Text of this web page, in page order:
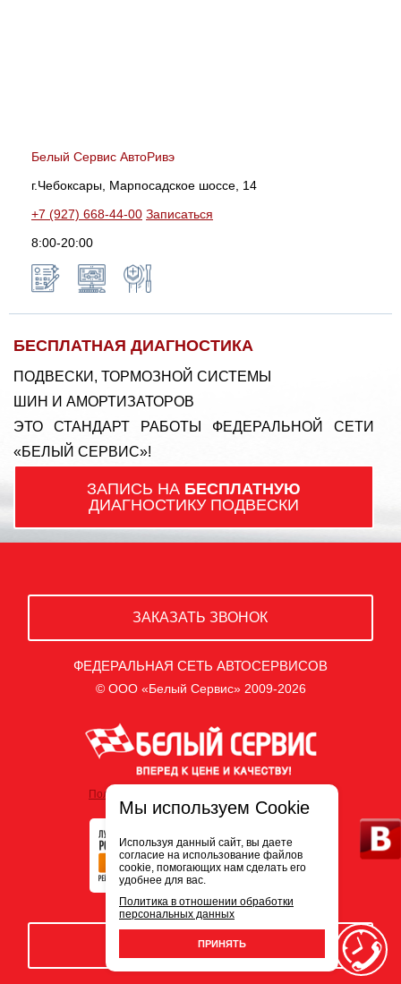
Белый Сервис АвтоРивэ
г.Чебоксары, Марпосадское шоссе, 14
+7 (927) 668-44-00 Записаться
8:00-20:00
БЕСПЛАТНАЯ ДИАГНОСТИКА
ПОДВЕСКИ, ТОРМОЗНОЙ СИСТЕМЫ
ШИН И АМОРТИЗАТОРОВ
ЭТО СТАНДАРТ РАБОТЫ ФЕДЕРАЛЬНОЙ СЕТИ
«БЕЛЫЙ СЕРВИС»!
ЗАПИСЬ НА БЕСПЛАТНУЮ
ДИАГНОСТИКУ ПОДВЕСКИ
ЗАКАЗАТЬ ЗВОНОК
ФЕДЕРАЛЬНАЯ СЕТЬ АВТОСЕРВИСОВ
© ООО «Белый Сервис» 2009-2026
Политика обработки персональных данных
ЗАПИСЬ НА СЕРВИС
Мы используем Cookie
Используя данный сайт, вы даете
согласие на использование файлов
cookie, помогающих нам сделать его
удобнее для вас.
Политика в отношении обработки
персональных данных
ПРИНЯТЬ